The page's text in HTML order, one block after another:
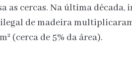
as cercas. Na última década,
de madeira
(cerca de 5% da área).